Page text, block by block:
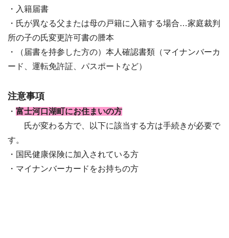
・入籍届書
・氏が異なる父または母の戸籍に入籍する場合…家庭裁判
所の子の氏変更許可書の謄本
・（届書を持参した方の）本人確認書類（マイナンバーカ
ード、運転免許証、パスポートなど）
注意事項
・ 富士河口湖町にお住まいの方
氏が変わる方で、以下に該当する方は手続きが必要で
す。
・国民健康保険に加入されている方
・マイナンバーカードをお持ちの方